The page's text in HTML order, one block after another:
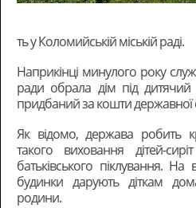
ть у Коломийській міській раді.
Наприкінці минулого року
ради обрала дім під дитячий
придбаний за кошти державної
Як відомо, держава робить
такого виховання дітей-
батьківського піклування. На
будинки дарують діткам
родини.